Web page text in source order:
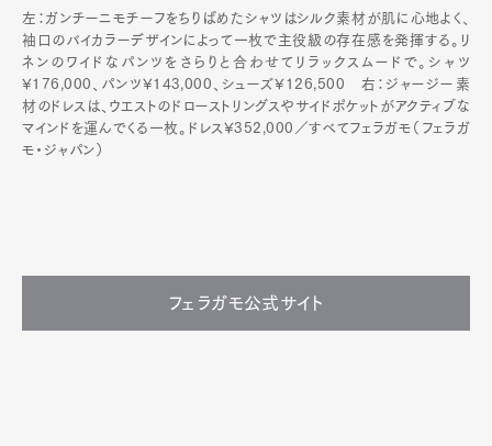
左：ガンチーニモチーフをちりばめたシャツはシルク素材が肌に心地よく、
袖口のバイカラーデザインによって一枚で主役級の存在感を発揮する。リ
ネンのワイドなパンツをさらりと合わせてリラックスムードで。シャツ
¥176,000、パンツ¥143,000、シューズ¥126,500 右：ジャージー素
材のドレスは、ウエストのドローストリングスやサイドポケットがアクティブな
マインドを運んでくる一枚。ドレス¥352,000／すべてフェラガモ（フェラガ
モ・ジャパン）
フェラガモ公式サイト